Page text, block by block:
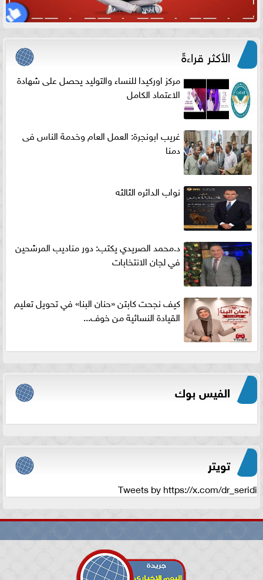
الأكثر قراءةً
مركز اوركيدا للنساء والتوليد يحصل على شهادة
الاعتماد الكامل
غريب ابونجرة: العمل العام وخدمة الناس فى
دمنا
نواب الدائره الثالثه
د.محمد الصريدي يكتب: دور مناديب المرشحين
في لجان الانتخابات
كيف نجحت كابتن «حنان البنا» في تحويل تعليم
القيادة النسائية من خوف...
الفيس بوك
تويتر
Tweets by https://x.com/dr_seridi